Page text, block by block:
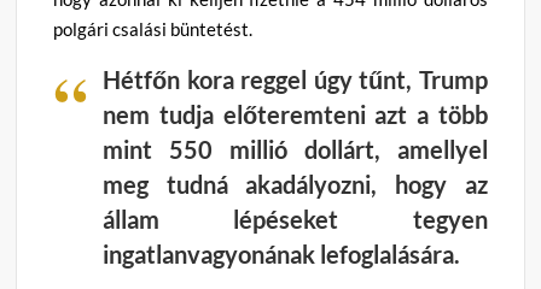
polgári csalási büntetést.
Hétfőn kora reggel úgy tűnt, Trump
nem tudja előteremteni azt a több
mint 550 millió dollárt, amellyel
meg tudná akadályozni, hogy az
állam lépéseket tegyen
ingatlanvagyonának lefoglalására.